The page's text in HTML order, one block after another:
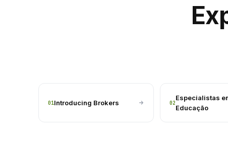
01Introducing Brokers 02
Especialistas
Educação